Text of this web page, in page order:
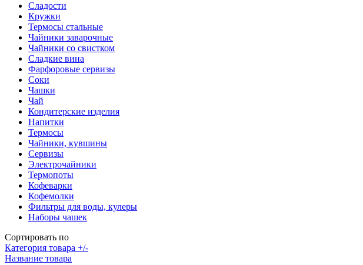
Сладости
Кружки
Термосы стальные
Чайники заварочные
Чайники со свистком
Сладкие вина
Фарфоровые сервизы
Соки
Чашки
Чай
Кондитерские изделия
Напитки
Термосы
Чайники, кувшины
Сервизы
Электрочайники
Термопоты
Кофеварки
Кофемолки
Фильтры для воды, кулеры
Наборы чашек
Сортировать по
Категория товара +/-
Название товара